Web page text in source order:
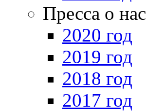
Пресса о нас
2020 год
2019 год
2018 год
2017 год